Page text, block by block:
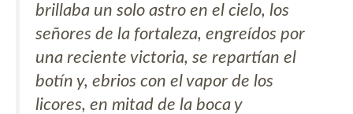
brillaba un solo astro en el cielo, los
señores de la fortaleza, engreídos por
una reciente victoria, se repartían el
botín y, ebrios con el vapor de los
licores, en mitad de la boca y